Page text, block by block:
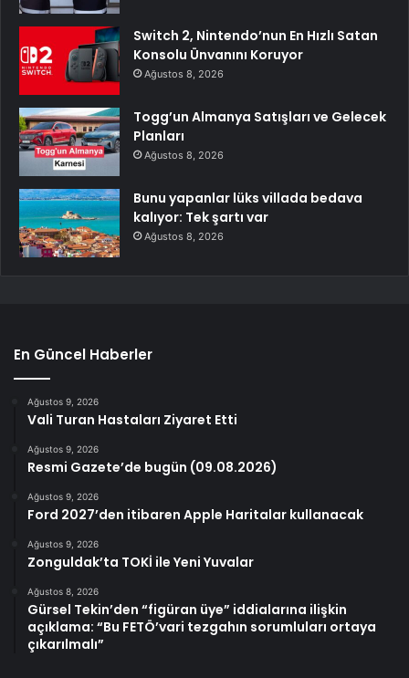
Switch 2, Nintendo’nun En Hızlı Satan
Konsolu Ünvanını Koruyor
Ağustos 8, 2026
Togg’un Almanya Satışları ve Gelecek
Planları
Ağustos 8, 2026
Bunu yapanlar lüks villada bedava
kalıyor: Tek şartı var
Ağustos 8, 2026
En Güncel Haberler
Ağustos 9, 2026
Vali Turan Hastaları Ziyaret Etti
Ağustos 9, 2026
Resmi Gazete’de bugün (09.08.2026)
Ağustos 9, 2026
Ford 2027’den itibaren Apple Haritalar kullanacak
Ağustos 9, 2026
Zonguldak’ta TOKİ ile Yeni Yuvalar
Ağustos 8, 2026
Gürsel Tekin’den “figüran üye” iddialarına ilişkin
açıklama: “Bu FETÖ’vari tezgahın sorumluları ortaya
çıkarılmalı”